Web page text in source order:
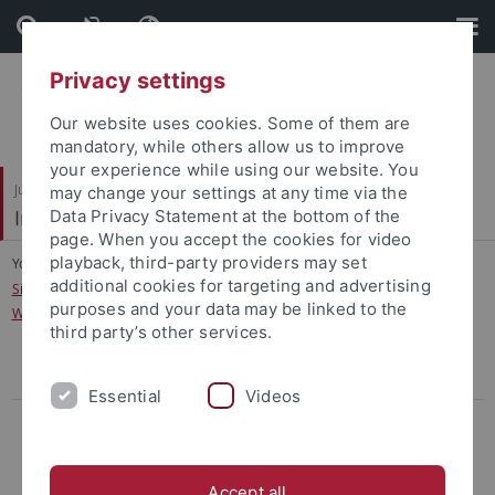
Skip
to
content
Skip
to
footer
Juristische Fakultät
Institut für Kriminologie
You are here: Startseite
...
Sind wir zu Hause noch sicher? Aktuelle empirische Befunde zum
Wohnungseinbruchdiebstahl
Aufnahme in den Verteiler
Gefährliche Orte oder gefährliche Kameras? Die
Videoüberwachung im öffentlichen Raum
Privacy settings
Our website uses cookies. Some of them are
mandatory, while others allow us to improve
your experience while using our website. You
may change your settings at any time via the
Data Privacy Statement at the bottom of the
page. When you accept the cookies for video
playback, third-party providers may set
additional cookies for targeting and advertising
purposes and your data may be linked to the
third party’s other services.
Essential Videos